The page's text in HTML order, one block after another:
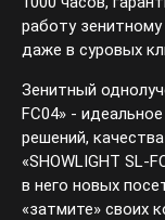
работу зенитному
даже в суровых
Зенитный
FC04» -
решений,
«SHOWLIGHT SL-
в него новых
«затмите» своих